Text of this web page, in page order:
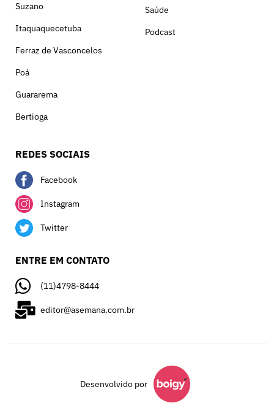
Suzano
Itaquaquecetuba
Ferraz de Vasconcelos
Poá
Guararema
Bertioga
Saúde
Podcast
REDES SOCIAIS
Facebook
Instagram
Twitter
ENTRE EM CONTATO
(11)4798-8444
editor@asemana.com.br
Desenvolvido por